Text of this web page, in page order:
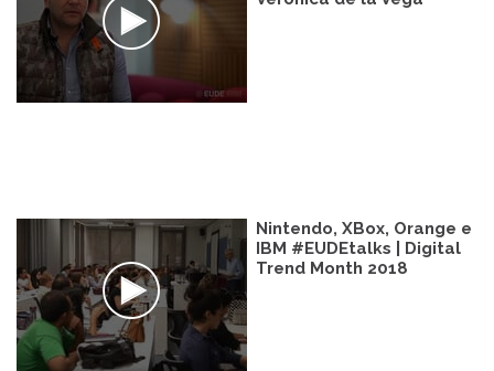
Nintendo, XBox, Orange e
IBM #EUDEtalks | Digital
Trend Month 2018